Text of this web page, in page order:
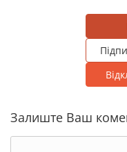
Залиште Ваш